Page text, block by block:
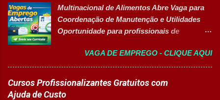
Multinacional de Alimentos Abre Vaga para
Coordenação de Manutenção e Utilidades
Oportunidade para profissionais de
e excelência operacional 👉 CANDIDATAR-
SE AGORA Sobre a Posição Líder mundial
no segmento de alimentos e bebidas busca
profissional qualificado para coordenar as
VAGA DE EMPREGO - CLIQUE AQUI
Cursos Profissionalizantes Gratuitos com
Ajuda de Custo